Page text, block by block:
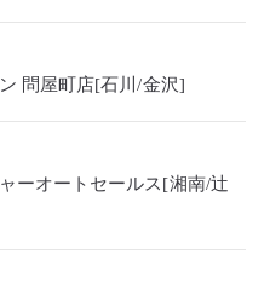
問屋町店[石川/金沢]
ーオートセールス[湘南/辻